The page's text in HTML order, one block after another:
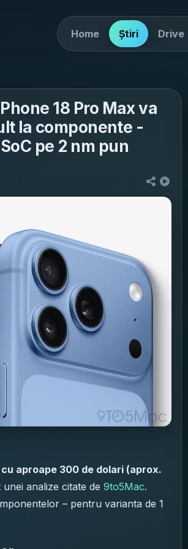
Home Știri Drive
18 Pro Max va
la componente -
pe 2 nm pun
aproape 300 de dolari (aprox.
analize citate de 9to5Mac.
– pentru varianta de 1